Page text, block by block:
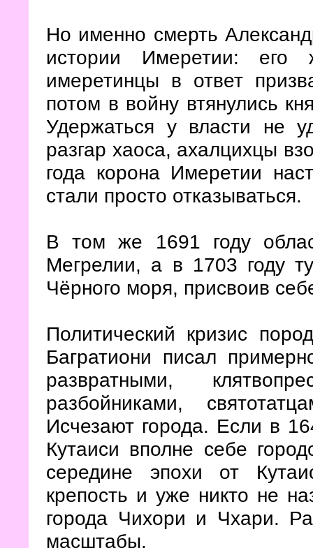
Но именно смерть
истории Имеретии: его
имеретинцы в ответ
потом в войну втянулись
Удержаться у власти не
разгар хаоса, ахалцихцы
года корона Имеретии
стали просто отказываться.
В том же 1691 году
Мегрелии, а в 1703 году
Чёрного моря, присвоив
Политический кризис
Багратиони писал
развратными,
разбойниками,
Исчезают города. Если в
Кутаиси вполне себе
середине эпохи от
крепость и уже никто не
города Чихори и Чхари.
масштабы.